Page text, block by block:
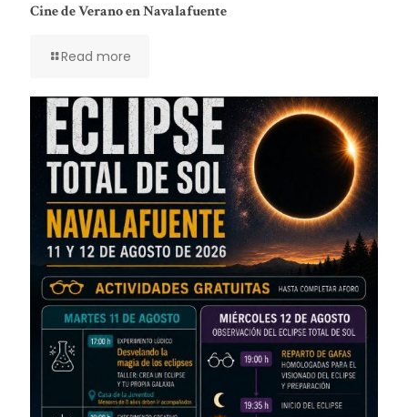
Cine de Verano en Navalafuente
Read more